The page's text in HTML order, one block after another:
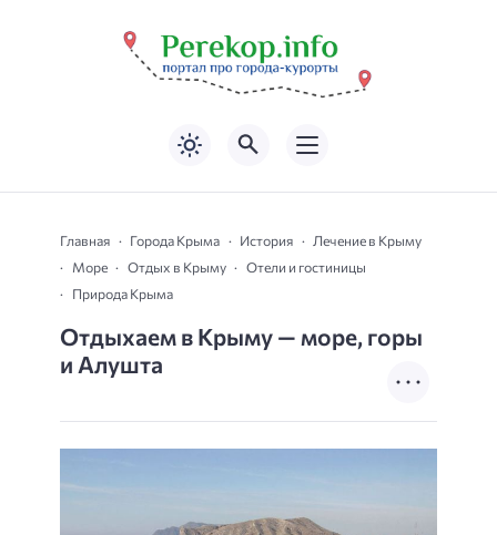
Главная Города Крыма История
Лечение в Крыму
Море
Отдых в Крыму
Отели и гостиницы
Природа Крыма
Отдыхаем в Крыму — море, горы
и Алушта